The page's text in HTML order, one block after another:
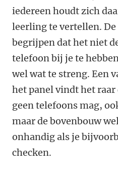
iedereen houdt zich
leerling te vertellen.
begrijpen dat het niet
telefoon bij je te
wel wat te streng. Een
het panel vindt het raar
geen telefoons mag,
maar de bovenbouw
onhandig als je
checken.